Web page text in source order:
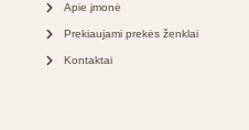
Apie įmonė
Prekiaujami prekės ženklai
Kontaktai